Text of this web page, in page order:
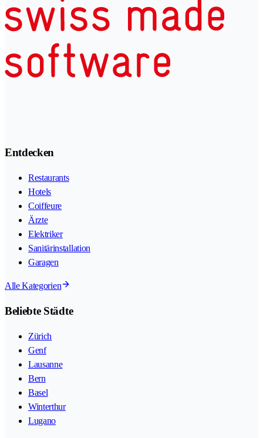
Entdecken
Restaurants
Hotels
Coiffeure
Ärzte
Elektriker
Sanitärinstallation
Garagen
Alle Kategorien
Beliebte Städte
Zürich
Genf
Lausanne
Bern
Basel
Winterthur
Lugano